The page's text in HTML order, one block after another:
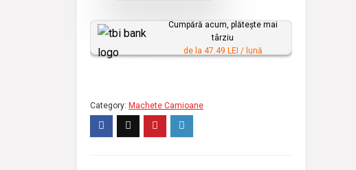
Cumpără acum, plătește mai
târziu
de la 47.49 LEI / lună
Category: Machete Camioane